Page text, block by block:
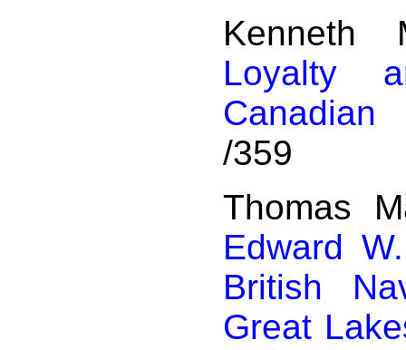
Kenneth
Loyalty
/359
Thomas
Edward
British
Great